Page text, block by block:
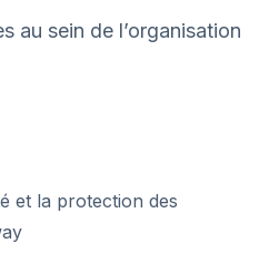
au sein de l’organisation